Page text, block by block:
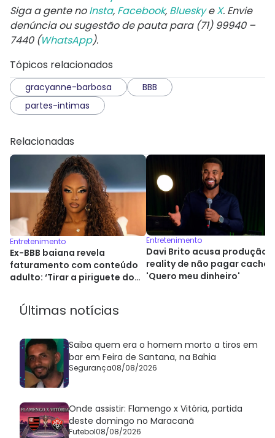
Siga a gente noInsta, Facebook, BlueskyeX. Envie
denúncia ou sugestão de pauta para (71) 99940 –
7440 (WhatsApp).
Tópicos relacionados
gracyanne-barbosa
BBB
partes-intimas
Relacionadas
Entretenimento
Ex-BBB baiana revela
faturamento com conteúdo
adulto: ‘Tirar a piriguete do
Entretenimento
Davi Brito acusa produção
reality de não pagar cachê:
'Quero meu dinheiro'
Últimas notícias
Saiba quem era o homem morto a tiros em
bar em Feira de Santana, na Bahia
Segurança08/08/2026
Onde assistir: Flamengo x Vitória, partida
deste domingo no Maracanã
Futebol08/08/2026